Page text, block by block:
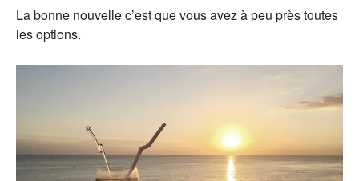
La bonne nouvelle c’est que vous avez à peu près toutes
les options.